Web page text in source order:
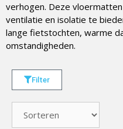
verhogen. Deze
ventilatie en isolatie te
lange fietstochten, warme
omstandigheden.
Filter